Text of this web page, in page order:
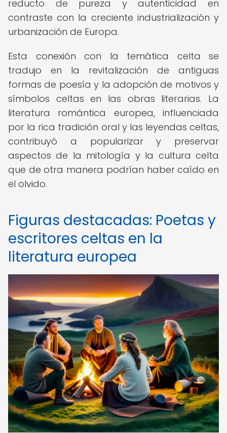
reducto de pureza y autenticidad en
contraste con la creciente industrialización y
urbanización de Europa.
Esta conexión con la temática celta se
tradujo en la revitalización de antiguas
formas de poesía y la adopción de motivos y
símbolos celtas en las obras literarias. La
literatura romántica europea, influenciada
por la rica tradición oral y las leyendas celtas,
contribuyó a popularizar y preservar
aspectos de la mitología y la cultura celta
que de otra manera podrían haber caído en
el olvido.
Figuras destacadas: Poetas y
escritores celtas en la
literatura europea